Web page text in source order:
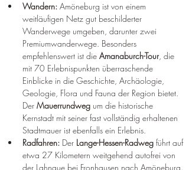
Wandern: Amöneburg ist von einem
weitläufigen Netz gut beschilderter
Wanderwege umgeben, darunter zwei
Premiumwanderwege. Besonders
empfehlenswert ist die Amanaburch-Tour, die
mit 70 Erlebnispunkten überraschende
Einblicke in die Geschichte, Archäologie,
Geologie, Flora und Fauna der Region bietet.
Der Mauerrundweg um die historische
Kernstadt mit seiner fast vollständig erhaltenen
Stadtmauer ist ebenfalls ein Erlebnis.
Radfahren: Der Lange-Hessen-Radweg führt auf
etwa 27 Kilometern weitgehend autofrei von
der Lahnaue bei Fronhausen nach Amöneburg.